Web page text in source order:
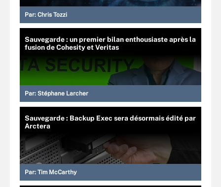
Par: Chris Tozzi
Sauvegarde : un premier bilan enthousiaste après la
fusion de Cohesity et Veritas
Par: Stéphane Larcher
Sauvegarde : Backup Exec sera désormais édité par
Arctera
Par: Tim McCarthy